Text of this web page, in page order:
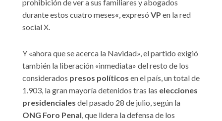
prohibición de ver a sus familiares y abogados
durante estos cuatro meses«, expresó VP en la red
social X.
Y «ahora que se acerca la Navidad», el partido exigió
también la liberación «inmediata» del resto de los
considerados presos políticos en el país, un total de
1.903, la gran mayoría detenidos tras las elecciones
presidenciales del pasado 28 de julio, según la
ONG Foro Penal, que lidera la defensa de los